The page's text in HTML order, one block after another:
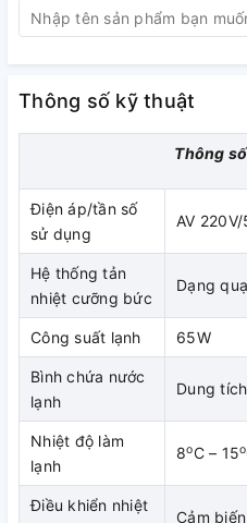
Máy làm nóng lạnh nước uống
đun nước nóng cực kỳ nhanh,
pha trà, cafe, sữa cho bé rất
Thông số kỹ thuật
Thông
Điện áp/tần số
sử dụng
AV
Hệ thống tản
nhiệt cưỡng bức
Dạng
Công suất lạnh 65W
Bình chứa nước
lạnh
Dung
Nhiệt độ làm
lạnh
8oC – 15o
Điều khiển nhiệt
Cảm